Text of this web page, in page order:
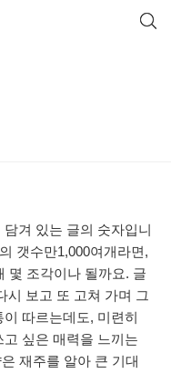
겨 있는 글의 숫자입니
갯수만1,000여개라면,
몇 조각이나 될까요. 글
시 보고 또 고쳐 가며 그
따르는데도, 미련히
싶은 매력을 느끼는
재주를 알아 큰 기대